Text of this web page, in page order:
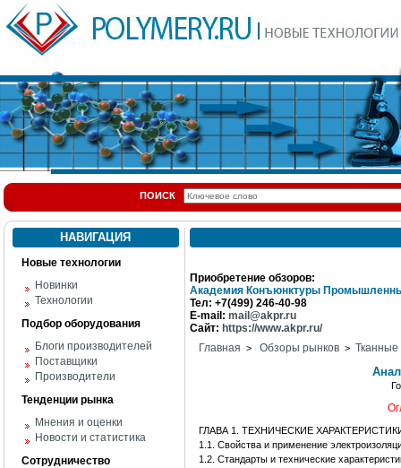
ПОИСК
НАВИГАЦИЯ
Новые технологии
Новинки
Технологии
Подбор оборудования
Блоги производителей
Поставщики
Производители
Тенденции рынка
Мнения и оценки
Новости и статистика
Сотрудничество
Приобретение обзоров:
Академия Конъюнктуры
Тел: +7(499) 246-40-98
E-mail: mail@akpr.ru
Сайт: https://www.akpr.ru/
Главная > Обзоры рынков >
ГЛАВА 1. ТЕХНИЧЕСКИЕ
1.1. Свойства и применение
1.2. Стандарты и технические